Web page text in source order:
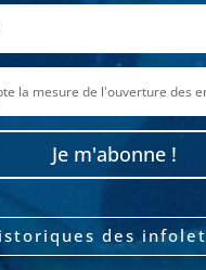
Je m'abonne !
des